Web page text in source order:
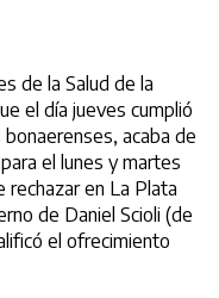
de la Salud de la
el día jueves cumplió
acaba de
el lunes y martes
rechazar en La Plata
de Daniel Scioli (de
el ofrecimiento